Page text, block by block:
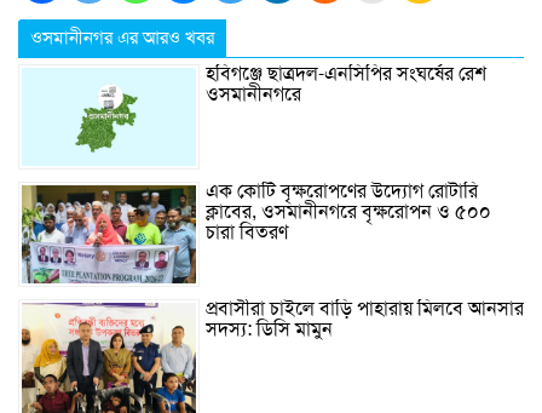
ওসমানীনগর এর আরও খবর
হবিগঞ্জে ছাত্রদল-এনসিপির সংঘর্ষের রেশ
ওসমানীনগরে
এক কোটি বৃক্ষরোপণের উদ্যোগ রোটারি
ক্লাবের, ওসমানীনগরে বৃক্ষরোপন ও ৫০০
চারা বিতরণ
প্রবাসীরা চাইলে বাড়ি পাহারায় মিলবে আনসার
সদস্য: ডিসি মামুন